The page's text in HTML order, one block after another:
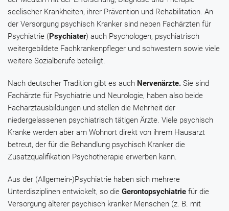
seelischer Krankheiten, ihrer Prävention und Rehabilitation. An
der Versorgung psychisch Kranker sind neben Fachärzten für
Psychiatrie (Psychiater) auch Psychologen, psychiatrisch
weitergebildete Fachkrankenpfleger und schwestern sowie viele
weitere Sozialberufe beteiligt.
Nach deutscher Tradition gibt es auch Nervenärzte. Sie sind
Fachärzte für Psychiatrie und Neurologie, haben also beide
Facharztausbildungen und stellen die Mehrheit der
niedergelassenen psychiatrisch tätigen Ärzte. Viele psychisch
Kranke werden aber am Wohnort direkt von ihrem Hausarzt
betreut, der für die Behandlung psychisch Kranker die
Zusatzqualifikation Psychotherapie erwerben kann.
Aus der (Allgemein-)Psychiatrie haben sich mehrere
Unterdisziplinen entwickelt, so die Gerontopsychiatrie für die
Versorgung älterer psychisch kranker Menschen (z. B. mit